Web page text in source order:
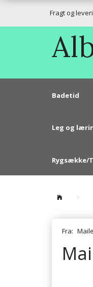
Fragt og
Badetid
Leg og
Rygsække/
Fra: